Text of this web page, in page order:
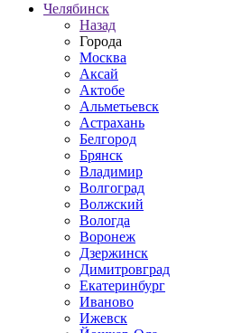
Челябинск
Назад
Города
Москва
Аксай
Актобе
Альметьевск
Астрахань
Белгород
Брянск
Владимир
Волгоград
Волжский
Вологда
Воронеж
Дзержинск
Димитровград
Екатеринбург
Иваново
Ижевск